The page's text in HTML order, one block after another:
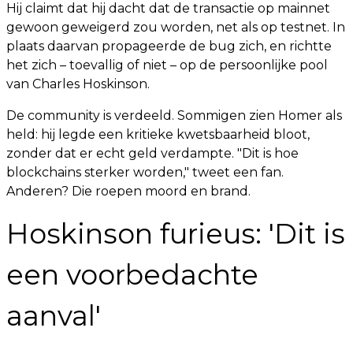
Hij claimt dat hij dacht dat de transactie op mainnet
gewoon geweigerd zou worden, net als op testnet. In
plaats daarvan propageerde de bug zich, en richtte
het zich – toevallig of niet – op de persoonlijke pool
van Charles Hoskinson.
De community is verdeeld. Sommigen zien Homer als
held: hij legde een kritieke kwetsbaarheid bloot,
zonder dat er echt geld verdampte. "Dit is hoe
blockchains sterker worden," tweet een fan.
Anderen? Die roepen moord en brand.
Hoskinson furieus: 'Dit is
een voorbedachte
aanval'